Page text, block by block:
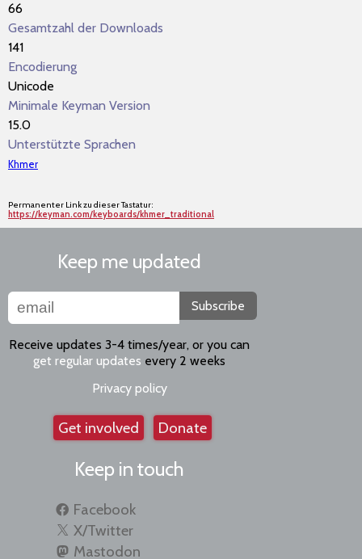
66
Gesamtzahl der Downloads
141
Encodierung
Unicode
Minimale Keyman Version
15.0
Unterstützte Sprachen
Khmer
Permanenter Link zu dieser Tastatur:
https://keyman.com/keyboards/khmer_traditional
Keep me updated
Subscribe
Receive updates 3-4 times/year, or you can
get regular updates every 2 weeks
Privacy policy
Get involved Donate
Keep in touch
Facebook
X/Twitter
Mastodon